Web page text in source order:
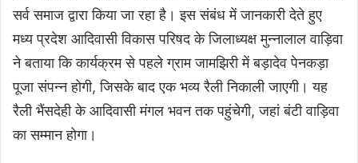
सर्व समाज द्वारा किया जा रहा है। इस संबंध में जानकारी देते हुए
मध्य प्रदेश आदिवासी विकास परिषद के जिलाध्यक्ष मुन्नालाल वाड़िवा
ने बताया कि कार्यक्रम से पहले ग्राम जामझिरी में बड़ादेव पेनकड़ा
पूजा संपन्न होगी, जिसके बाद एक भव्य रैली निकाली जाएगी। यह
रैली भैंसदेही के आदिवासी मंगल भवन तक पहुंचेगी, जहां बंटी वाड़िवा
का सम्मान होगा।